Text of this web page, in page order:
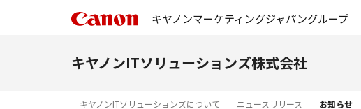
キヤノンマーケティングジャパングループ
キヤノンITソリューションズ株式会社
キヤノンITソリューションズについて ニュースリリース お知らせ